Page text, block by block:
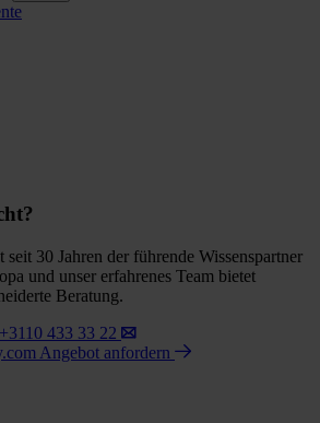
30 Jahren der führende Wissenspartner
und unser erfahrenes Team bietet
Beratung.
433 33 22
Angebot anfordern